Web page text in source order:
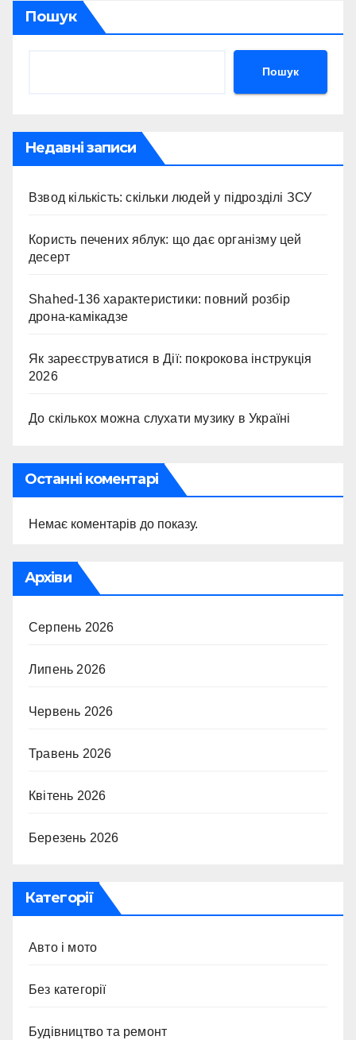
Пошук
Пошук
Недавні записи
Взвод кількість: скільки людей у підрозділі ЗСУ
Користь печених яблук: що дає організму цей
десерт
Shahed-136 характеристики: повний розбір
дрона-камікадзе
Як зареєструватися в Дії: покрокова інструкція
2026
До скількох можна слухати музику в Україні
Останні коментарі
Немає коментарів до показу.
Архіви
Серпень 2026
Липень 2026
Червень 2026
Травень 2026
Квітень 2026
Березень 2026
Категорії
Авто і мото
Без категорії
Будівництво та ремонт